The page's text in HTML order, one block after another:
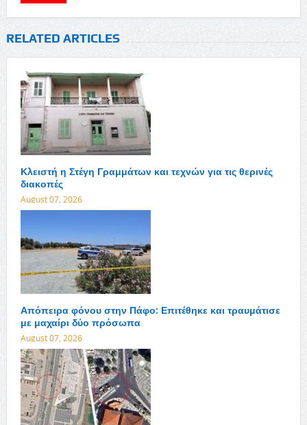
RELATED ARTICLES
Κλειστή η Στέγη Γραμμάτων και τεχνών για τις θερινές
διακοπές
August 07, 2026
Απόπειρα φόνου στην Πάφο: Επιτέθηκε και τραυμάτισε
με μαχαίρι δύο πρόσωπα
August 07, 2026